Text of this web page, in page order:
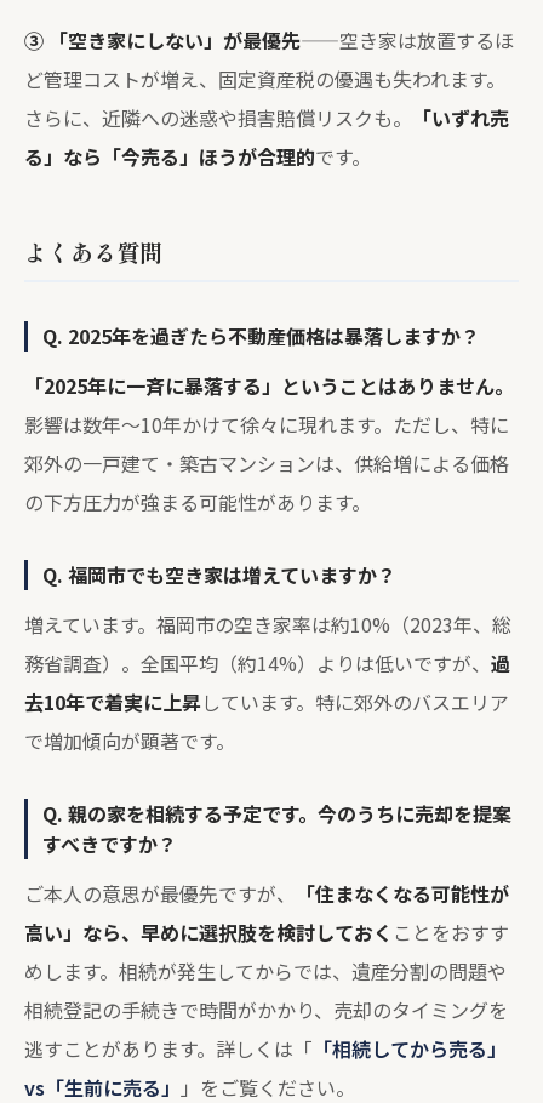
③ 「空き家にしない」が最優先——空き家は放置するほ
ど管理コストが増え、固定資産税の優遇も失われます。
さらに、近隣への迷惑や損害賠償リスクも。
「いずれ売
る」なら「今売る」ほうが合理的です。
よくある質問
Q. 2025年を過ぎたら不動産価格は暴落しますか？
「2025年に一斉に暴落する」ということはありません。
影響は数年〜10年かけて徐々に現れます。ただし、特に
郊外の一戸建て・築古マンションは、供給増による価格
の下方圧力が強まる可能性があります。
Q. 福岡市でも空き家は増えていますか？
増えています。福岡市の空き家率は約10%（2023年、総
務省調査）。全国平均（約14%）よりは低いですが、 過
去10年で着実に上昇しています。特に郊外のバスエリア
で増加傾向が顕著です。
Q. 親の家を相続する予定です。今のうちに売却を提案
すべきですか？
ご本人の意思が最優先ですが、
「住まなくなる可能性が
高い」なら、早めに選択肢を検討しておく ことをおすす
めします。相続が発生してからでは、遺産分割の問題や
相続登記の手続きで時間がかかり、売却のタイミングを
逃すことがあります。詳しくは「 「相続してから売る」
vs「生前に売る」 」をご覧ください。